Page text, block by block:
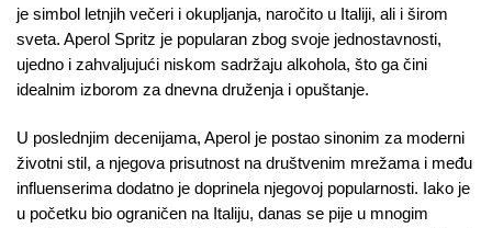
je simbol letnjih večeri i okupljanja, naročito u Italiji, ali i širom
sveta. Aperol Spritz je popularan zbog svoje jednostavnosti,
ujedno i zahvaljujući niskom sadržaju alkohola, što ga čini
idealnim izborom za dnevna druženja i opuštanje.
U poslednjim decenijama, Aperol je postao sinonim za moderni
životni stil, a njegova prisutnost na društvenim mrežama i među
influenserima dodatno je doprinela njegovoj popularnosti. Iako je
u početku bio ograničen na Italiju, danas se pije u mnogim